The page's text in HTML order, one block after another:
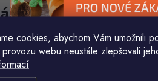
cookies, abychom Vám umožnili
webu neustále zlepšovali
e-mail E-mail
Vložením e-